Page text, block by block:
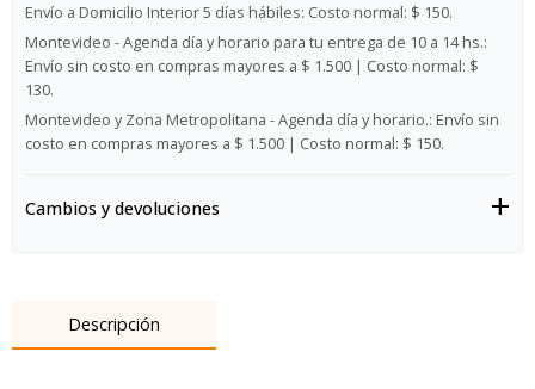
Envío a Domicilio Interior 5 días hábiles: Costo normal: $ 150.
Montevideo - Agenda día y horario para tu entrega de 10 a 14 hs.:
Envío sin costo en compras mayores a $ 1.500 | Costo normal: $
130.
Montevideo y Zona Metropolitana - Agenda día y horario.: Envío sin
costo en compras mayores a $ 1.500 | Costo normal: $ 150.
Cambios y devoluciones
Descripción